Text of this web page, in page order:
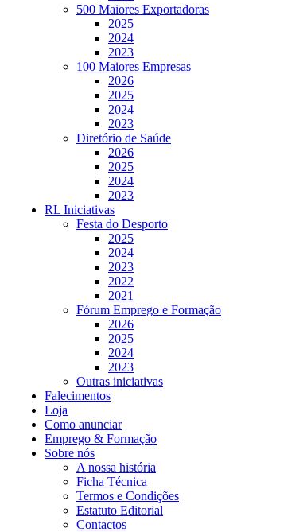
500 Maiores Exportadoras
2025
2024
2023
100 Maiores Empresas
2026
2025
2024
2023
Diretório de Saúde
2026
2025
2024
2023
RL Iniciativas
Festa do Desporto
2025
2024
2023
2022
2021
Fórum Emprego e Formação
2026
2025
2024
2023
Outras iniciativas
Falecimentos
Loja
Como anunciar
Emprego & Formação
Sobre nós
A nossa história
Ficha Técnica
Termos e Condições
Estatuto Editorial
Contactos